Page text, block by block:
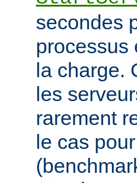
secondes
processus
la charge.
les
rarement
le cas